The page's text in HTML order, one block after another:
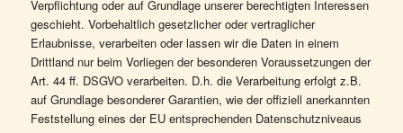
Verpflichtung oder auf Grundlage unserer berechtigten Interessen
geschieht. Vorbehaltlich gesetzlicher oder vertraglicher
Erlaubnisse, verarbeiten oder lassen wir die Daten in einem
Drittland nur beim Vorliegen der besonderen Voraussetzungen der
Art. 44 ff. DSGVO verarbeiten. D.h. die Verarbeitung erfolgt z.B.
auf Grundlage besonderer Garantien, wie der offiziell anerkannten
Feststellung eines der EU entsprechenden Datenschutzniveaus